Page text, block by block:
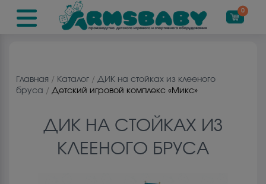
0
Главная / Каталог / ДИК на cтойках из клееного
бруса / Детский игровой комплекс «Микс»
ДИК НА CТОЙКАХ ИЗ
КЛЕЕНОГО БРУСА